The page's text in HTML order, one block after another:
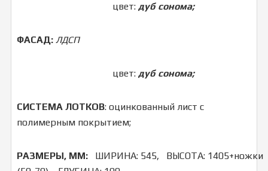
цвет: дуб сонома;
ФАСАД: ЛДСП
цвет: дуб сонома;
СИСТЕМА ЛОТКОВ: оцинкованный лист с
полимерным покрытием;
РАЗМЕРЫ, ММ: ШИРИНА: 545, ВЫСОТА: 1405+ножки